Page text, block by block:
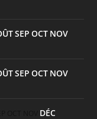
SEP OCT NOV
SEP OCT NOV
DÉC